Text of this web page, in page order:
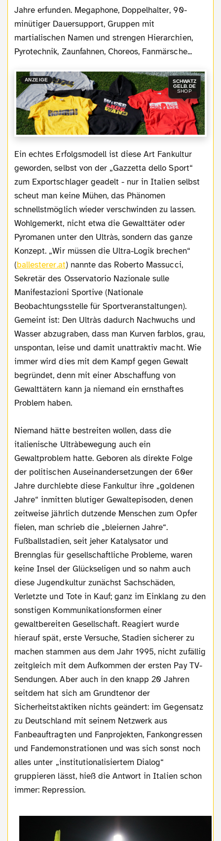
Jahre erfunden. Megaphone, Doppelhalter, 90-
minütiger Dauersupport, Gruppen mit
martialischen Namen und strengen Hierarchien,
Pyrotechnik, Zaunfahnen, Choreos, Fanmärsche...
ANZEIGE
SCHWATZ
GELB.DE
SHOP
Ein echtes Erfolgsmodell ist diese Art Fankultur
geworden, selbst von der „Gazzetta dello Sport“
zum Exportschlager geadelt - nur in Italien selbst
scheut man keine Mühen, das Phänomen
schnellstmöglich wieder verschwinden zu lassen.
Wohlgemerkt, nicht etwa die Gewalttäter oder
Pyromanen unter den Ultràs, sondern das ganze
Konzept. „Wir müssen die Ultra-Logik brechen“
(ballesterer.at) nannte das Roberto Massucci,
Sekretär des Osservatorio Nazionale sulle
Manifestazioni Sportive (Nationale
Beobachtungsstelle für Sportveranstaltungen).
Gemeint ist: Den Ultràs dadurch Nachwuchs und
Wasser abzugraben, dass man Kurven farblos, grau,
unspontan, leise und damit unattraktiv macht. Wie
immer wird dies mit dem Kampf gegen Gewalt
begründet, denn mit einer Abschaffung von
Gewalttätern kann ja niemand ein ernsthaftes
Problem haben.
Niemand hätte bestreiten wollen, dass die
italienische Ultràbewegung auch ein
Gewaltproblem hatte. Geboren als direkte Folge
der politischen Auseinandersetzungen der 60er
Jahre durchlebte diese Fankultur ihre „goldenen
Jahre“ inmitten blutiger Gewaltepisoden, denen
zeitweise jährlich dutzende Menschen zum Opfer
fielen, man schrieb die „bleiernen Jahre“.
Fußballstadien, seit jeher Katalysator und
Brennglas für gesellschaftliche Probleme, waren
keine Insel der Glückseligen und so nahm auch
diese Jugendkultur zunächst Sachschäden,
Verletzte und Tote in Kauf; ganz im Einklang zu den
sonstigen Kommunikationsformen einer
gewaltbereiten Gesellschaft. Reagiert wurde
hierauf spät, erste Versuche, Stadien sicherer zu
machen stammen aus dem Jahr 1995, nicht zufällig
zeitgleich mit dem Aufkommen der ersten Pay TV-
Sendungen. Aber auch in den knapp 20 Jahren
seitdem hat sich am Grundtenor der
Sicherheitstaktiken nichts geändert: im Gegensatz
zu Deutschland mit seinem Netzwerk aus
Fanbeauftragten und Fanprojekten, Fankongressen
und Fandemonstrationen und was sich sonst noch
alles unter „institutionalisiertem Dialog“
gruppieren lässt, hieß die Antwort in Italien schon
immer: Repression.